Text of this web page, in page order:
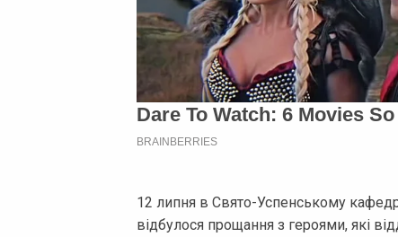
12 липня в Свято-Успенському
відбулося прощання з героями, які